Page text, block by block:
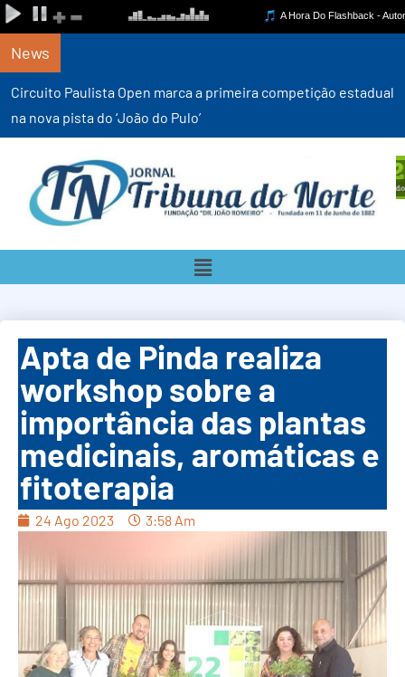
News
Circuito Paulista Open marca a primeira competição estadual
na nova pista do ‘João do Pulo’
Apta de Pinda realiza
workshop sobre a
importância das plantas
medicinais, aromáticas e
fitoterapia
24 Ago 2023 3:58 Am